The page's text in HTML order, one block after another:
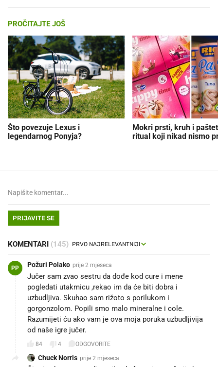
PROČITAJTE JOŠ
Što povezuje Lexus i
legendarnog Ponyja?
Mokri prsti, kruh i
ritual koji nikad nismo
PRIJAVITE SE
KOMENTARI (145)
PP Požuri Polako prije 2 mjeseca
Jučer sam zvao sestru da dođe kod cure i mene
pogledati utakmicu ,rekao im da će biti dobra i
uzbudljiva. Skuhao sam rižoto s porilukom i
gorgonzolom. Popili smo malo mineralne i cole.
Razumijeti ću ako vam je ova moja poruka uzbudljivija
od naše igre jučer.
84 4 ODGOVORITE
Chuck Norris prije 2 mjeseca